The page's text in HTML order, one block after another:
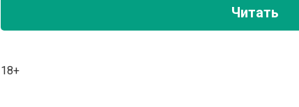
Читать
18+